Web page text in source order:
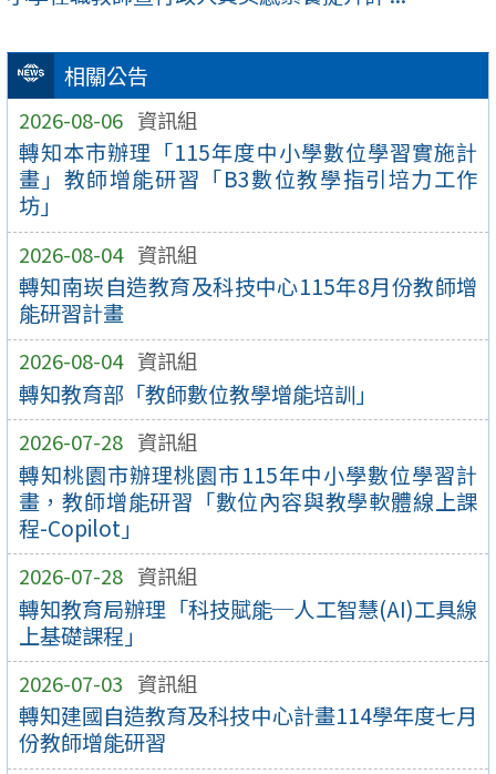
相關公告
2026-08-06 資訊組
轉知本市辦理「115年度中小學數位學習實施計
畫」教師增能研習「B3數位教學指引培力工作
坊」
2026-08-04 資訊組
轉知南崁自造教育及科技中心115年8月份教師增
能研習計畫
2026-08-04 資訊組
轉知教育部「教師數位教學增能培訓」
2026-07-28 資訊組
轉知桃園市辦理桃園市115年中小學數位學習計
畫，教師增能研習「數位內容與教學軟體線上課
程-Copilot」
2026-07-28 資訊組
轉知教育局辦理「科技賦能─人工智慧(AI)工具線
上基礎課程」
2026-07-03 資訊組
轉知建國自造教育及科技中心計畫114學年度七月
份教師增能研習